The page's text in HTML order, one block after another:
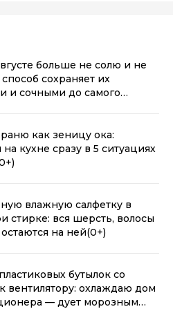
больше не солю и не
сохраняет их
и сочными до самого
как зеницу ока:
кухне сразу в 5 ситуациях
влажную салфетку в
стирке: вся шерсть, волосы
на ней(0+)
бутылок со
вентилятору: охлаждаю дом
— дует морозным